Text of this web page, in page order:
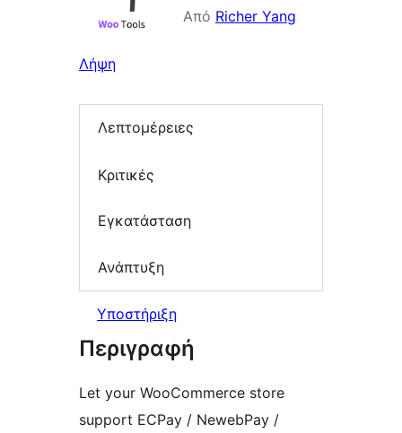
Από Richer Yang
Λήψη
Λεπτομέρειες
Κριτικές
Εγκατάσταση
Ανάπτυξη
Υποστήριξη
Περιγραφή
Let your WooCommerce store
support ECPay / NewebPay /